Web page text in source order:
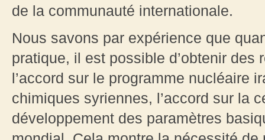
de la communauté internationale.
Nous savons par expérience que
pratique, il est possible d’obtenir
l’accord sur le programme nucléaire
chimiques syriennes, l’accord sur la
développement des paramètres